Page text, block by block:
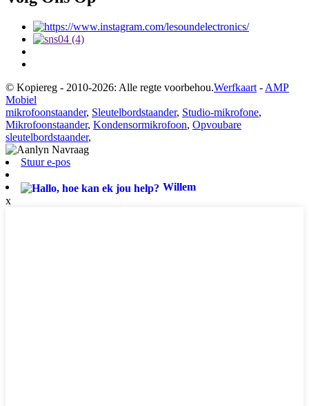
© Kopiereg - 2010-2026: Alle regte voorbehou.Werfkaart - AMP
Mobiel
mikrofoonstaander, Sleutelbordstaander, Studio-mikrofone,
Mikrofoonstaander, Kondensormikrofoon, Opvoubare
sleutelbordstaander,
Stuur e-pos
Willem
x